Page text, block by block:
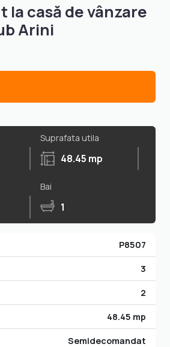
la casă de vânzare
Arini
Suprafata utila
48.45 mp
Bai
1
P8507
3
2
48.45 mp
Semidecomandat